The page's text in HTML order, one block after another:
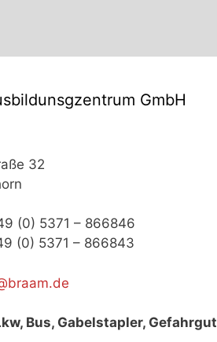
GmbH
32
(0) 5371 – 866846
(0) 5371 – 866843
Bus, Gabelstapler,